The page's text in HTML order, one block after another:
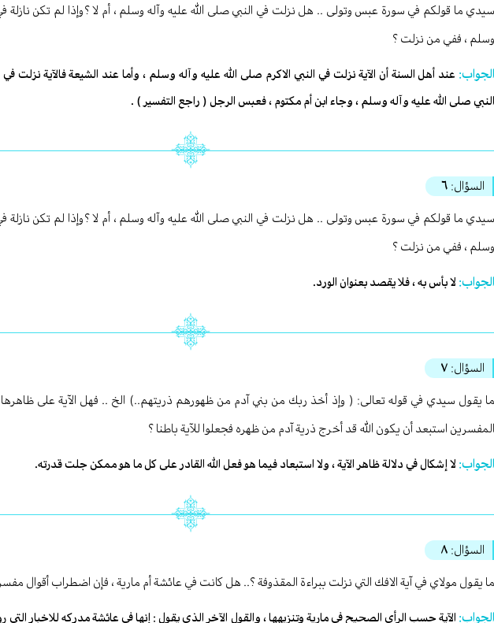
سيدي ما قولكم في سورة عبس وتولى .. هل نزلت في النبي صلى الله عليه وآله وسلم ، أم لا ؟وإذا لم تكن نازلة
وسلم ، ففي من نزلت ؟
الجواب: عند أهل السنة أن الآية نزلت في النبي الاكرم صلى الله عليه وآله وسلم ، وأما عند الشيعة فالآية نزلت
النبي صلى الله عليه وآله وسلم ، وجاء ابن أم مكتوم ، فعبس الرجل ( راجع التفسير ) .
السؤال: ٦
سيدي ما قولكم في سورة عبس وتولى .. هل نزلت في النبي صلى الله عليه وآله وسلم ، أم لا ؟وإذا لم تكن نازلة
وسلم ، ففي من نزلت ؟
الجواب: لا بأس به ، فلا يقصد بعنوان الورد.
السؤال: ٧
ما يقول سيدي في قوله تعالى: ( وإذ أخذ ربك من بني آدم من ظهورهم ذريتهم..) الخ .. فهل الآية على
المفسرين استبعد أن يكون الله قد أخرج ذرية آدم من ظهره فجعلوا للآية باطنا ؟
الجواب: لا إشكال في دلالة ظاهر الآية ، ولا استبعاد فيما هو فعل الله القادر على كل ما هو ممكن جلت قدرته.
السؤال: ٨
ما يقول مولاي في آية الافك التي نزلت ببراءة المقذوفة ؟.. هل كانت في عائشة أم مارية ، فإن اضطراب أقوال
الجواب: الآية حسب الرأي الصحيح في مارية وتنزيهها ، والقول الآخر الذي يقول : إنها في عائشة مدركه للاخبار التي